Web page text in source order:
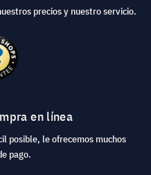
precios y nuestro servicio.
en línea
posible, le ofrecemos muchos
pago.